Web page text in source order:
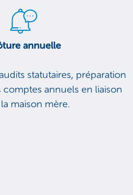
annuelle
statutaires, préparation
comptes annuels en liaison
maison mère.